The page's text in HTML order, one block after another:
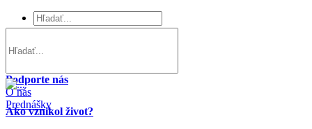
Podporte nás
O nás
Prednášky
Ako vznikol život?